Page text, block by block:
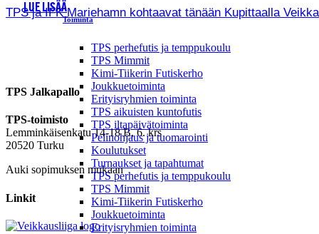
Toiminta
TPS perhefutis ja temppukoulu
TPS Mimmit
Kimi-Tiikerin Futiskerho
Joukkuetoiminta
Erityisryhmien toiminta
TPS aikuisten kuntofutis
TPS iltapäivätoiminta
Pelinohjaus ja tuomarointi
Koulutukset
Turnaukset ja tapahtumat
TPS perhefutis ja temppukoulu
TPS Mimmit
Kimi-Tiikerin Futiskerho
Joukkuetoiminta
Erityisryhmien toiminta
TPS ja IFK Mariehamn kohtaavat tänään Kupittaalla
LUE LISÄÄ
TPS Jalkapallo
TPS-toimisto
Lemminkäisenkatu 14-18 B, 6. krs
20520 Turku
Auki sopimuksen mukaan
Linkit